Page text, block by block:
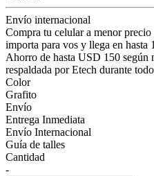
Envío internacional
Compra tu celular a menor
importa para vos y llega en hasta
Ahorro de hasta USD 150 según
respaldada por Etech durante
Color
Grafito
Envío
Entrega Inmediata
Envío Internacional
Guía de talles
Cantidad
-